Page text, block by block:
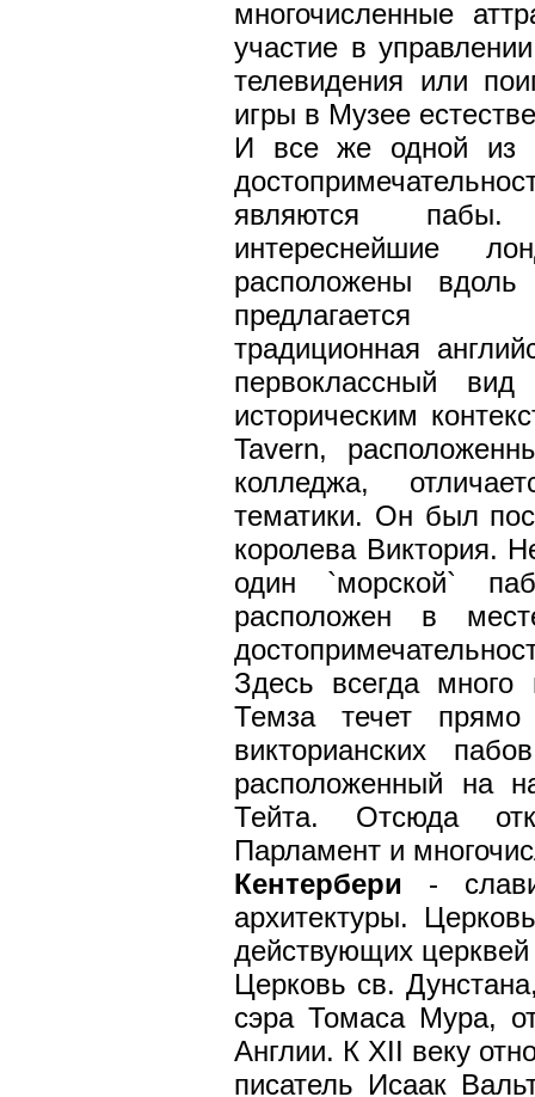
многочисленные
участие в
телевидения или
игры в Музее
И все же одной из
являются
интереснейшие
расположены
традиционная
первоклассный
историческим
Tavern,
колледжа,
тематики. Он был
королева Виктория.
один `морской`
расположен в
Здесь всегда
Темза течет
викторианских
расположенный на
Тейта. Отсюда
Парламент и
Кентербери -
архитектуры.
действующих
Церковь св.
сэра Томаса Мура,
Англии. К XII веку
писатель Исаак